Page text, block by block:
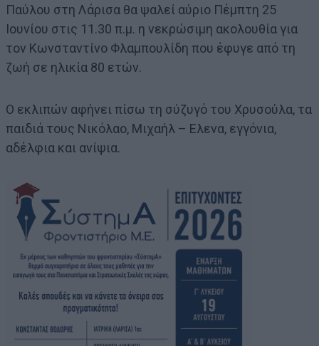
Παύλου στη Λάρισα θα ψαλεί αύριο Πέμπτη 25
Ιουνίου στις 11.30 π.μ. η νεκρώσιμη ακολουθία για
τον Κωνσταντίνο Φλαμπουλίδη που έφυγε από τη
ζωή σε ηλικία 80 ετών.
Ο εκλιπών αφήνει πίσω τη σύζυγό του Χρυσούλα, τα
παιδιά τους Νικόλαο, Μιχαήλ – Ελενα, εγγόνια,
αδέλφια και ανίψια.